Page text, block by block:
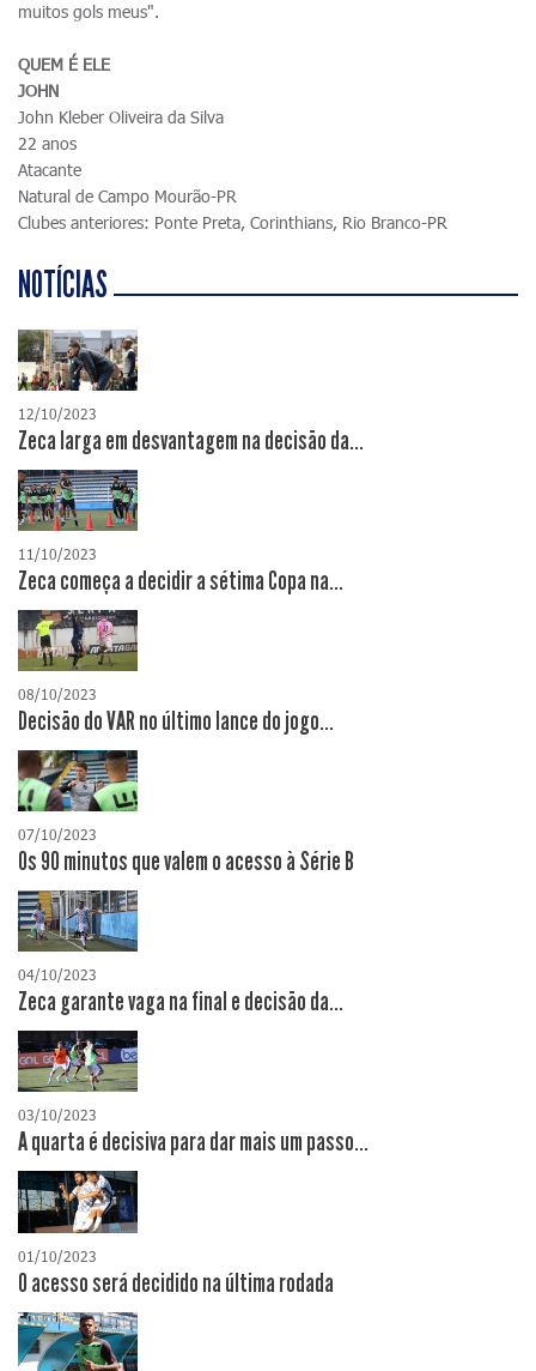
muitos gols meus".
QUEM É ELE
JOHN
John Kleber Oliveira da Silva
22 anos
Atacante
Natural de Campo Mourão-PR
Clubes anteriores: Ponte Preta, Corinthians, Rio Branco-PR
NOTÍCIAS
12/10/2023
Zeca larga em desvantagem na decisão da...
11/10/2023
Zeca começa a decidir a sétima Copa na...
08/10/2023
Decisão do VAR no último lance do jogo...
07/10/2023
Os 90 minutos que valem o acesso à Série B
04/10/2023
Zeca garante vaga na final e decisão da...
03/10/2023
A quarta é decisiva para dar mais um passo...
01/10/2023
O acesso será decidido na última rodada